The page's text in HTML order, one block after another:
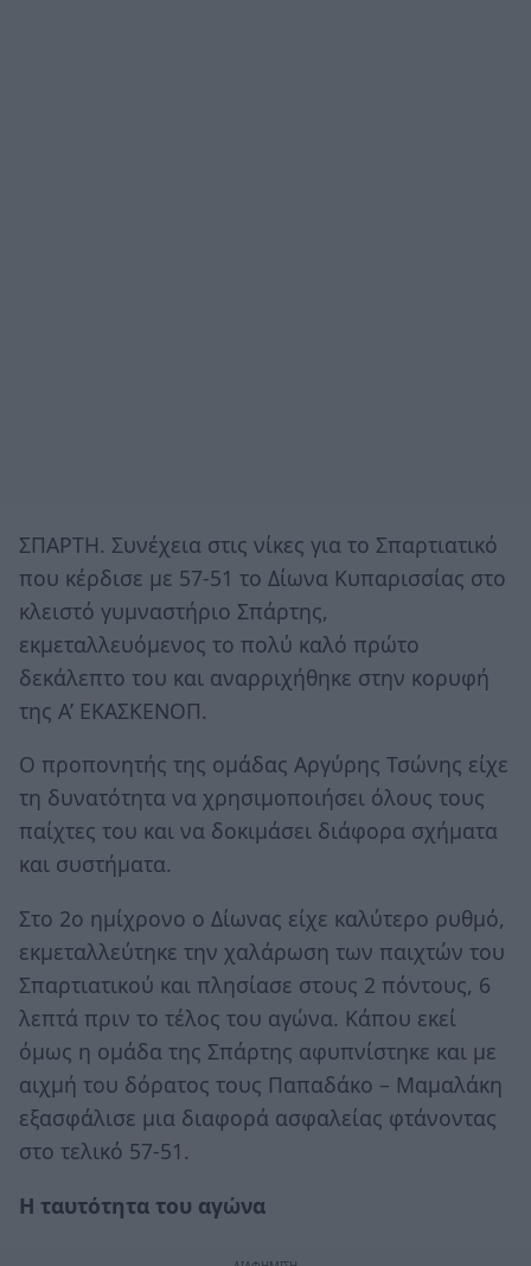
ΣΠΑΡΤΗ. Συνέχεια στις νίκες για το Σπαρτιατικό
που κέρδισε με 57-51 το Δίωνα Κυπαρισσίας στο
κλειστό γυμναστήριο Σπάρτης,
εκμεταλλευόμενος το πολύ καλό πρώτο
δεκάλεπτο του και αναρριχήθηκε στην κορυφή
της Α’ ΕΚΑΣΚΕΝΟΠ.
Ο προπονητής της ομάδας Αργύρης Τσώνης είχε
τη δυνατότητα να χρησιμοποιήσει όλους τους
παίχτες του και να δοκιμάσει διάφορα σχήματα
και συστήματα.
Στο 2ο ημίχρονο ο Δίωνας είχε καλύτερο ρυθμό,
εκμεταλλεύτηκε την χαλάρωση των παιχτών του
Σπαρτιατικού και πλησίασε στους 2 πόντους, 6
λεπτά πριν το τέλος του αγώνα. Κάπου εκεί
όμως η ομάδα της Σπάρτης αφυπνίστηκε και με
αιχμή του δόρατος τους Παπαδάκο – Μαμαλάκη
εξασφάλισε μια διαφορά ασφαλείας φτάνοντας
στο τελικό 57-51.
Η ταυτότητα του αγώνα